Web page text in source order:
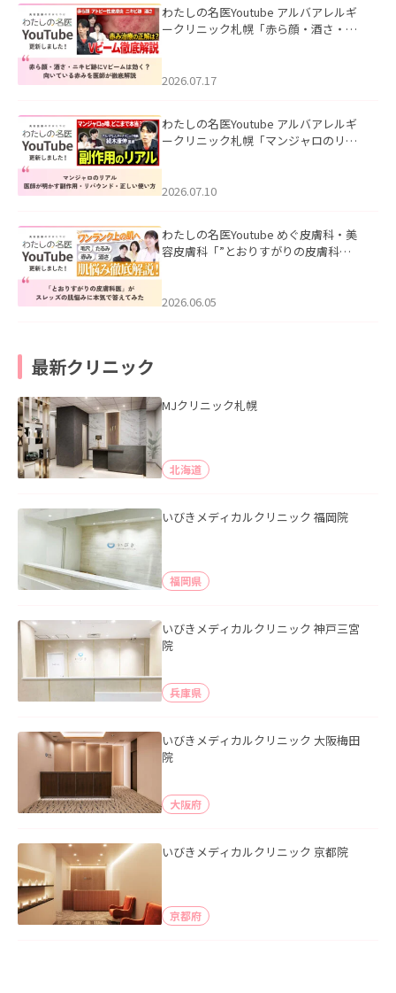
わたしの名医Youtube アルバアレルギ
ークリニック札幌「赤ら顔・酒さ・ニ
した。
2026.07.17
わたしの名医Youtube アルバアレルギ
ークリニック札幌「マンジャロのリア
た。
2026.07.10
わたしの名医Youtube めぐ皮膚科・美
容皮膚科「”とおりすがりの皮膚科
2026.06.05
最新クリニック
MJクリニック札幌
北海道
いびきメディカルクリニック 福岡院
福岡県
いびきメディカルクリニック 神戸三宮
院
兵庫県
いびきメディカルクリニック 大阪梅田
院
大阪府
いびきメディカルクリニック 京都院
京都府